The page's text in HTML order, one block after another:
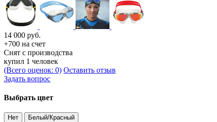
14 000 руб.
+700 на счет
Снят с производства
купил 1 человек
(Всего оценок: 0) Оставить отзыв
Задать вопрос
Выбрать цвет
Нет Белый/Красный